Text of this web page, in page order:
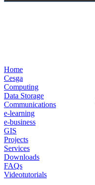
Home
Cesga
Computing
Data Storage
Communications
e-learning
e-business
GIS
Projects
Services
Downloads
FAQs
Videotutorials